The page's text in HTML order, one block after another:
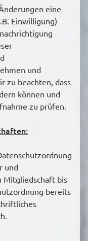
eine
Einwilligung)
und
zu beachten, dass
können und
zu prüfen.
und
Mitgliedschaft bis
bereits